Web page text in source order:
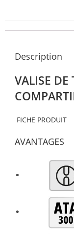
Description
VALISE DE
FICHE PRODUIT
AVANTAGES